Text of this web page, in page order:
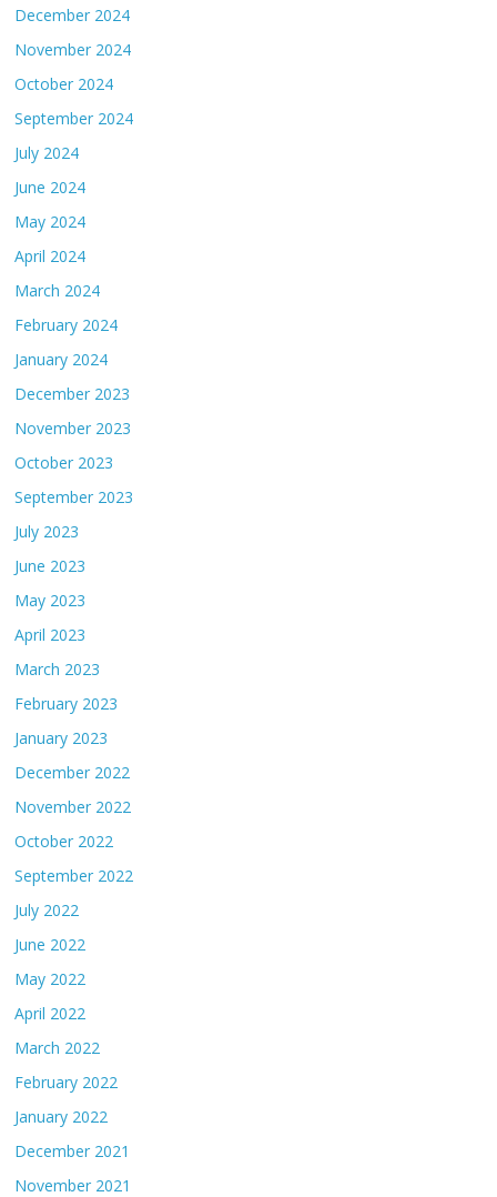
December 2024
November 2024
October 2024
September 2024
July 2024
June 2024
May 2024
April 2024
March 2024
February 2024
January 2024
December 2023
November 2023
October 2023
September 2023
July 2023
June 2023
May 2023
April 2023
March 2023
February 2023
January 2023
December 2022
November 2022
October 2022
September 2022
July 2022
June 2022
May 2022
April 2022
March 2022
February 2022
January 2022
December 2021
November 2021